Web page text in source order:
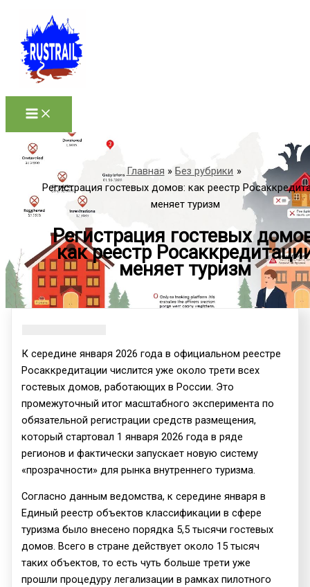
содержимому
Главная
Без рубрики
Регистрация гостевых домов: как реестр
меняет туризм
Регистрация гостевых
как реестр
меняет туризм
К середине января 2026 года в официальном реестре
Росаккредитации числится уже около трети всех
гостевых домов, работающих в России. Это
промежуточный итог масштабного эксперимента по
обязательной регистрации средств размещения,
который стартовал 1 января 2026 года в ряде
регионов и фактически запускает новую систему
«прозрачности» для рынка внутреннего туризма.
Согласно данным ведомства, к середине января в
Единый реестр объектов классификации в сфере
туризма было внесено порядка 5,5 тысячи гостевых
домов. Всего в стране действует около 15 тысяч
таких объектов, то есть чуть больше трети уже
прошли процедуру легализации в рамках пилотного